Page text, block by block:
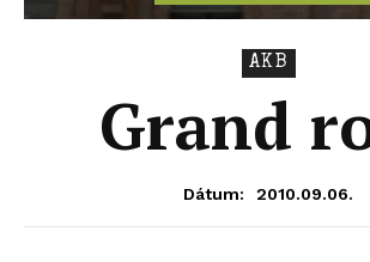
AKB
Grand
Dátum: 2010.09.06.